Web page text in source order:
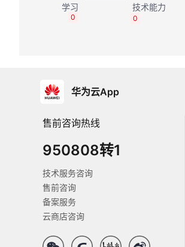
0
0
华为云App
售前咨询热线
950808转1
技术服务咨询
售前咨询
备案服务
云商店咨询